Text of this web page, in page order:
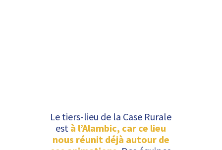
Le tiers-lieu de la Case Rurale
est à l’Alambic, car ce lieu
nous réunit déjà autour de